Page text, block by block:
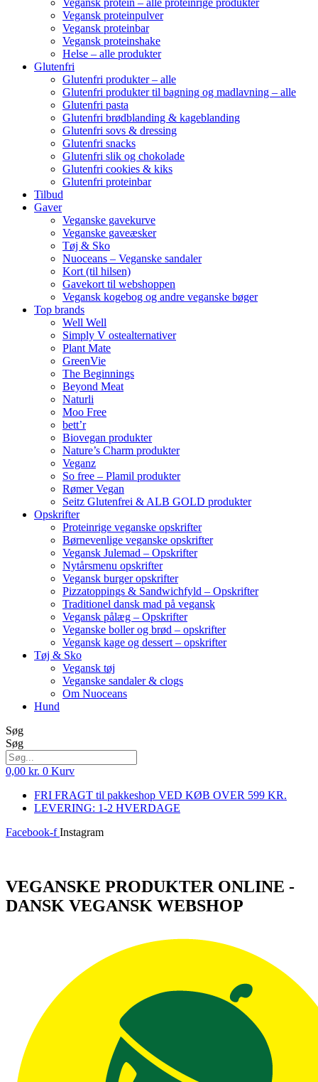
Vegansk proteinpulver
Vegansk proteinbar
Vegansk proteinshake
Helse – alle produkter
Glutenfri
Glutenfri produkter – alle
Glutenfri produkter til bagning og madlavning – alle
Glutenfri pasta
Glutenfri brødblanding & kageblanding
Glutenfri sovs & dressing
Glutenfri snacks
Glutenfri slik og chokolade
Glutenfri cookies & kiks
Glutenfri proteinbar
Tilbud
Gaver
Veganske gavekurve
Veganske gaveæsker
Tøj & Sko
Nuoceans – Veganske sandaler
Kort (til hilsen)
Gavekort til webshoppen
Vegansk kogebog og andre veganske bøger
Top brands
Well Well
Simply V ostealternativer
Plant Mate
GreenVie
The Beginnings
Beyond Meat
Naturli
Moo Free
bett’r
Biovegan produkter
Nature’s Charm produkter
Veganz
So free – Plamil produkter
Rømer Vegan
Seitz Glutenfrei & ALB GOLD produkter
Opskrifter
Proteinrige veganske opskrifter
Børnevenlige veganske opskrifter
Vegansk Julemad – Opskrifter
Nytårsmenu opskrifter
Vegansk burger opskrifter
Pizzatoppings & Sandwichfyld – Opskrifter
Traditionel dansk mad på vegansk
Vegansk pålæg – Opskrifter
Veganske boller og brød – opskrifter
Vegansk kage og dessert – opskrifter
Tøj & Sko
Vegansk tøj
Veganske sandaler & clogs
Om Nuoceans
Hund
Søg
Søg
0,00 kr. 0 Kurv
FRI FRAGT til pakkeshop VED KØB OVER 599 KR.
LEVERING: 1-2 HVERDAGE
Facebook-f Instagram
VEGANSKE PRODUKTER ONLINE -
DANSK VEGANSK WEBSHOP